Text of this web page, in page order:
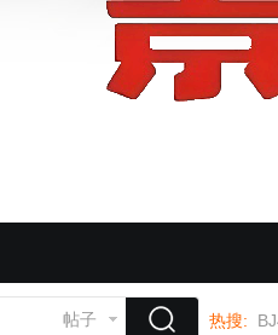
帖子 热搜: